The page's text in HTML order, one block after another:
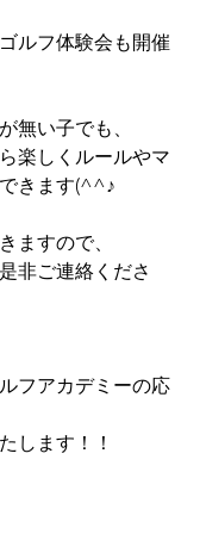
ルフ体験会も開催
無い子でも、
楽しくルールやマ
きます(^^♪
ますので、
非ご連絡くださ
フアカデミーの応
します！！